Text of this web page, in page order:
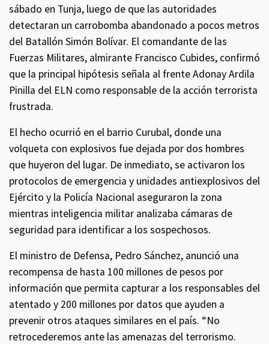
sábado en Tunja, luego de que las autoridades
detectaran un carrobomba abandonado a pocos metros
del Batallón Simón Bolívar. El comandante de las
Fuerzas Militares, almirante Francisco Cubides, confirmó
que la principal hipótesis señala al frente Adonay Ardila
Pinilla del ELN como responsable de la acción terrorista
frustrada.
El hecho ocurrió en el barrio Curubal, donde una
volqueta con explosivos fue dejada por dos hombres
que huyeron del lugar. De inmediato, se activaron los
protocolos de emergencia y unidades antiexplosivos del
Ejército y la Policía Nacional aseguraron la zona
mientras inteligencia militar analizaba cámaras de
seguridad para identificar a los sospechosos.
El ministro de Defensa, Pedro Sánchez, anunció una
recompensa de hasta 100 millones de pesos por
información que permita capturar a los responsables del
atentado y 200 millones por datos que ayuden a
prevenir otros ataques similares en el país. “No
retrocederemos ante las amenazas del terrorismo.